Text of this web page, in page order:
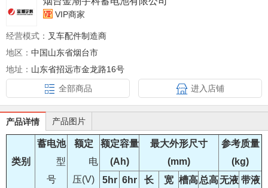
VIP商家
经营模式： 叉车配件制造商
地区： 中国山东省烟台市
地址： 山东省招远市金龙路16号
全部商品
进入店铺
产品详情 产品图片
类别
蓄电池
型
号
额定
电
压(V)
额定容量
(Ah)
最大外形尺寸
(mm)
参考质量
(kg)
5hr 6hr 长 宽 槽高总高无液 带液